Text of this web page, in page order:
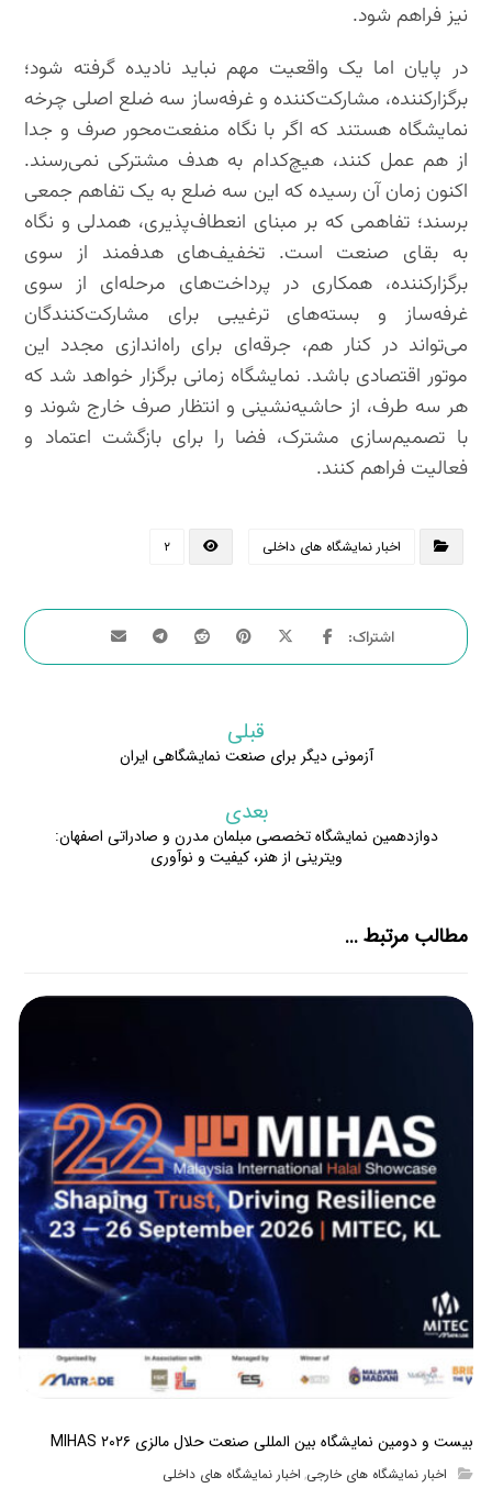
نیز فراهم شود.
در پایان اما یک واقعیت مهم نباید نادیده گرفته شود؛
برگزارکننده، مشارکت‌کننده و غرفه‌ساز سه ضلع اصلی چرخه
نمایشگاه هستند که اگر با نگاه منفعت‌محور صرف و جدا
از هم عمل کنند، هیچ‌کدام به هدف مشترکی نمی‌رسند.
اکنون زمان آن رسیده که این سه ضلع به یک تفاهم جمعی
برسند؛ تفاهمی که بر مبنای انعطاف‌پذیری، همدلی و نگاه
به بقای صنعت است. تخفیف‌های هدفمند از سوی
برگزارکننده، همکاری در پرداخت‌های مرحله‌ای از سوی
غرفه‌ساز و بسته‌های ترغیبی برای مشارکت‌کنندگان
می‌تواند در کنار هم، جرقه‌ای برای راه‌اندازی مجدد این
موتور اقتصادی باشد. نمایشگاه زمانی برگزار خواهد شد که
هر سه طرف، از حاشیه‌نشینی و انتظار صرف خارج شوند و
با تصمیم‌سازی مشترک، فضا را برای بازگشت اعتماد و
فعالیت فراهم کنند.
اخبار نمایشگاه های داخلی ۲
قبلی
آزمونی دیگر برای صنعت نمایشگاهی ایران
بعدی
دوازدهمین نمایشگاه تخصصی مبلمان مدرن و صادراتی اصفهان:
ویترینی از هنر، کیفیت و نوآوری
مطالب مرتبط ...
بیست و دومین نمایشگاه بین المللی صنعت حلال مالزی MIHAS ۲۰۲۶
اخبار نمایشگاه های خارجی, اخبار نمایشگاه های داخلی